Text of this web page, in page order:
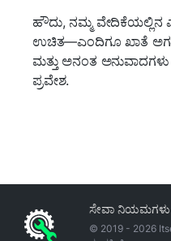
ಹೌದು, ನಮ್ಮ ವೇದಿಕೆಯಲ್ಲಿನ
ಉಚಿತ—ಎಂದಿಗೂ ಖಾತೆ
ಮತ್ತು ಅನಂತ
ಪ್ರವೇಶ.
ಸೇವಾ ನಿಯಮಗಳು
© 2019 - 2026